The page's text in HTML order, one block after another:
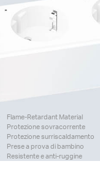
Flame-Retardant Material
Protezione sovracorrente
Protezione surriscaldamento
Prese a prova di bambino
Resistente e anti-ruggine